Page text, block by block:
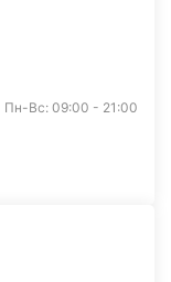
Пн-Вс: 09:00 - 21:00